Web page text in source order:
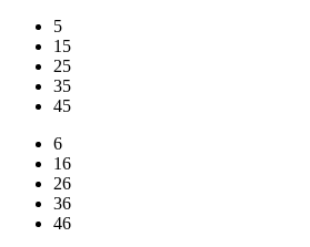
5
15
25
35
45
6
16
26
36
46